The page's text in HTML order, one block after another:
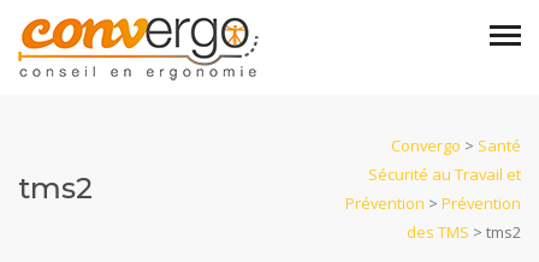
tms2
Convergo > Santé
Sécurité au Travail et
Prévention > Prévention
des TMS > tms2